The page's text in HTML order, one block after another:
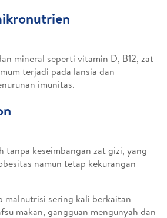
mineral seperti vitamin D, B12, zat
terjadi pada lansia dan
imunitas.
tanpa keseimbangan zat gizi, yang
namun tetap kekurangan
malnutrisi sering kali berkaitan
makan, gangguan mengunyah dan